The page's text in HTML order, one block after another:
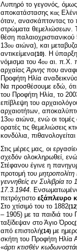
Λυπηρό το γεγονός, όμως
αποκατάστασης κας
όταν, ανασκάπτοντας το
στρώματα θεμελιώσεων.
θέση παλαιοχριστιανικού
13ου αιώνα), και
αντικείμενα(10). Η
νόμισμα του 4ου αι. π.Χ.
αρχαίαςΆρνης που
Προφήτη Ηλία
Να προσθέσουμε εδώ,
του Προφήτη Ηλία, το
επίβλεψη του
αρχαιοτήτων,
13ου αιώνα, ενώ οι τομές
ορατές τις θεμελιώσεις
κονδύλια,
Στις μέρες μας, οι
σχεδόν ολοκληρωθεί,
Στέφανου έγινε η
προτομή του
γεννηθείς εν Συλιβρία το
17.3.1944. Ενσωματωμένο
πετρόχτιστο εξάπλευρο
Στο χτίσιμό του το 1882
– 1905) με τα παιδιά του
ταξίδεψαν στο Άγιο Όρος
από επιστολή(14) με
σκήτη του Προφήτη Ηλία
«άρτι κτισθέν